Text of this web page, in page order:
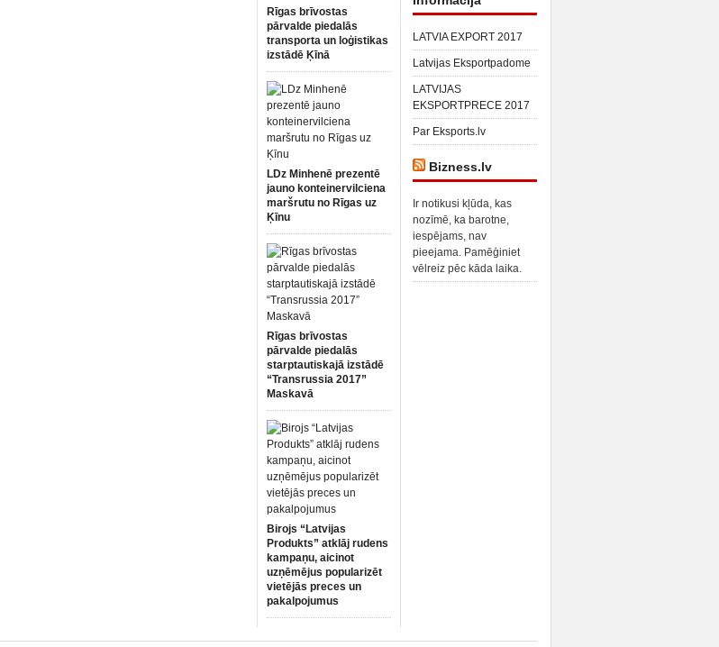
Rīgas brīvostas
pārvalde piedalās
transporta un loģistikas
izstādē Ķīnā
LDz Minhenē prezentē
jauno konteinervilciena
maršrutu no Rīgas uz
Ķīnu
Rīgas brīvostas
pārvalde piedalās
starptautiskajā izstādē
“Transrussia 2017”
Maskavā
Birojs “Latvijas
Produkts” atklāj rudens
kampaņu, aicinot
uzņēmējus popularizēt
vietējās preces un
pakalpojumus
LATVIA EXPORT 2017
Latvijas Eksportpadome
LATVIJAS
EKSPORTPRECE 2017
Par Eksports.lv
Bizness.lv
Ir notikusi kļūda, kas
nozīmē, ka barotne,
iespējams, nav
pieejama. Pamēģiniet
vēlreiz pēc kāda laika.